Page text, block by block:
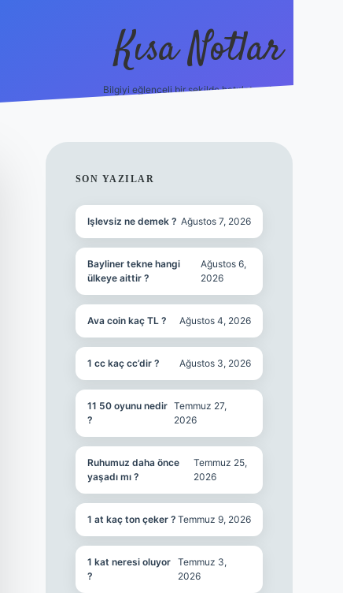
Kısa Notlar
Bilgiyi eğlenceli bir şekilde hatırlatan durak.
SIDEBAR
SON YAZILAR
Işlevsiz ne demek ? Ağustos 7, 2026
Bayliner tekne hangi
ülkeye aittir ?
Ağustos 6,
2026
Ava coin kaç TL ? Ağustos 4, 2026
1 cc kaç cc’dir ? Ağustos 3, 2026
11 50 oyunu nedir
?
Temmuz 27,
2026
Ruhumuz daha önce
yaşadı mı ?
Temmuz 25,
2026
1 at kaç ton çeker ? Temmuz 9, 2026
1 kat neresi oluyor
?
Temmuz 3,
2026
tulipbet